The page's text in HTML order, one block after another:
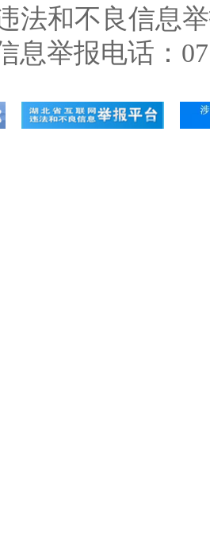
法和不良信息举
息举报电话：